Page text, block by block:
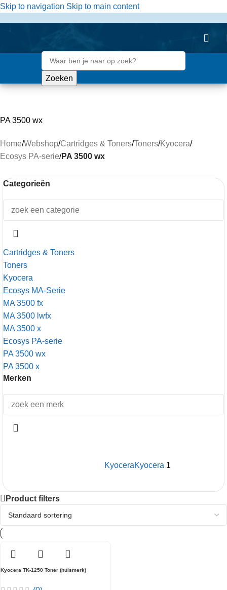
de
Skip to navigation Skip to main content
Zoeken
PA 3500 wx
Home/Webshop/Cartridges & Toners/Toners/Kyocera/
Ecosys PA-serie/PA 3500 wx
Categorieën
Cartridges & Toners
Toners
Kyocera
Ecosys MA-Serie
MA 3500 fx
MA 3500 lwfx
MA 3500 x
Ecosys PA-serie
PA 3500 wx
PA 3500 x
Merken
KyoceraKyocera 1
Product filters
Kyocera TK-1250 Toner (huismerk)